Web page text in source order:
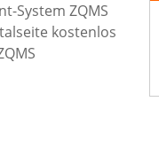
System ZQMS
kostenlos